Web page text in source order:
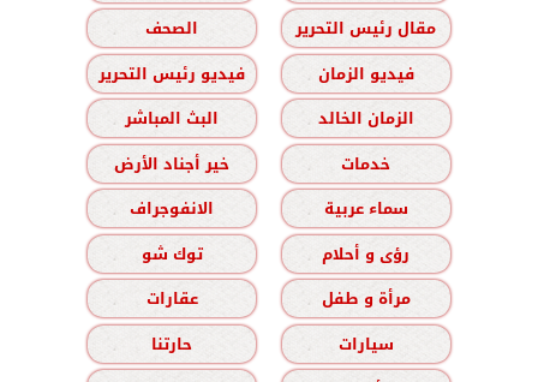
مقال رئيس التحرير
الصحف
فيديو الزمان
فيديو رئيس التحرير
الزمان الخالد
البث المباشر
خدمات
خير أجناد الأرض
سماء عربية
الانفوجراف
رؤى و أحلام
توك شو
مرأة و طفل
عقارات
سيارات
حارتنا